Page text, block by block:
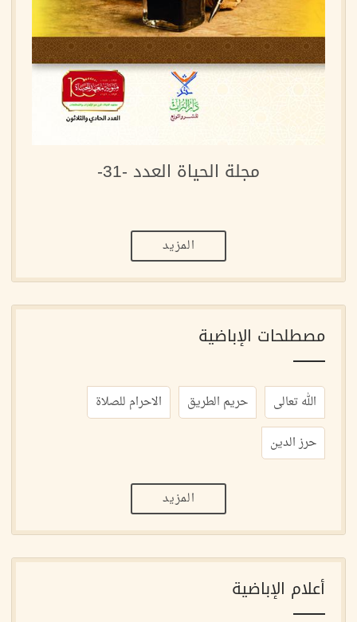
مجلة الحياة العدد -31-
المزيد
مصطلحات الإباضية
الله تعالى حريم الطريق
الاحرام للصلاة
حرز الدين
المزيد
أعلام الإباضية